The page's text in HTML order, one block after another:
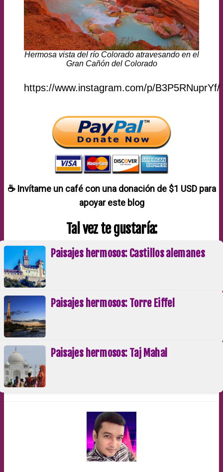
Hermosa vista del río Colorado atravesando en el
Gran Cañón del Colorado
https://www.instagram.com/p/B3P5RNuprYf/
☕ Invítame un café con una donación de $1 USDpara
apoyar este blog
Tal vez te gustaría:
Paisajes hermosos: Castillos alemanes
Paisajes hermosos: Torre Eiffel
Paisajes hermosos: Taj Mahal